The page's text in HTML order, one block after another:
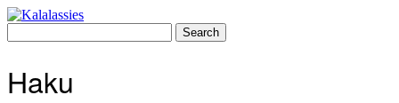
Skip
content
for:
Haku